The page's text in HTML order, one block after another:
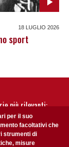
18 LUGLIO 2026
sport
più rilevanti:
per il suo
facoltativi che
strumenti di
misure